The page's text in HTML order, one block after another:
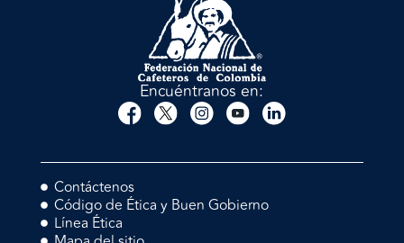
Encuéntranos en:
Contáctenos
Código de Ética y Buen Gobierno
Línea Ética